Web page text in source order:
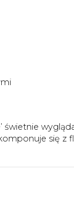
świetnie
się z